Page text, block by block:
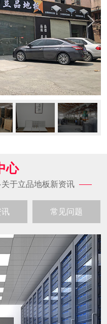
心
于立品地板新资讯
常见问题